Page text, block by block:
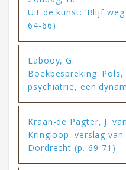
Uit de kunst: ‘Blijf
64-66)
Labooy, G.
Boekbespreking:
psychiatrie, een
Kraan-de Pagter, J.
Kringloop: verslag van
Dordrecht (p. 69-71)